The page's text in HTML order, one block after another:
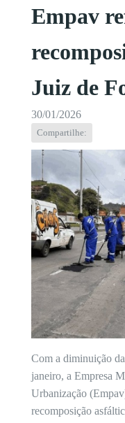
Empav
Juiz de
30/01/2026
Compartilhe:
Com a diminuição
janeiro, a Empresa
Urbanização
recomposição